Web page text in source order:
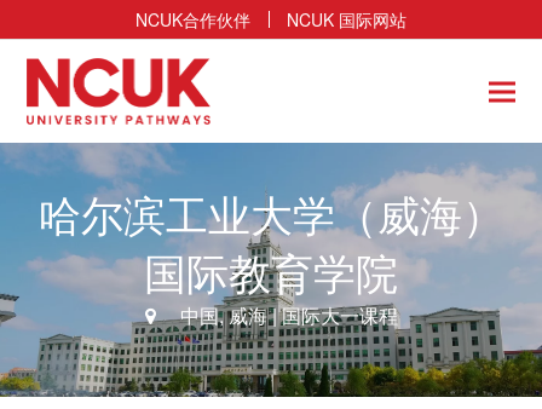
NCUK合作伙伴 NCUK 国际网站
哈尔滨工业大学（威海）
国际教育学院
中国,威海| 国际大一课程